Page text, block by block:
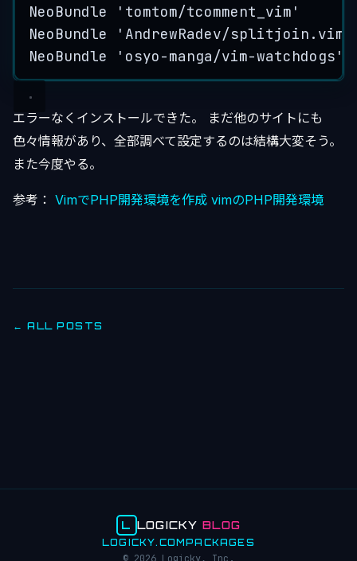
NeoBundle
' tomtom/tcomment_vim '
NeoBundle
' AndrewRadev/splitjoin.vim
NeoBundle
' osyo-manga/vim-watchdogs '
エラーなくインストールできた。 まだ他のサイトにも
色々情報があり、全部調べて設定するのは結構大変そう。
また今度やる。
参考： VimでPHP開発環境を作成 vimのPHP開発環境
← ALL POSTS
L LOGICKYBLOG
LOGICKY.COMPACKAGES
© 2026 Logicky, Inc.